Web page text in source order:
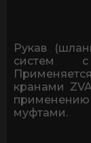
3.7м
Рукав
систем с
кранами
муфтами.